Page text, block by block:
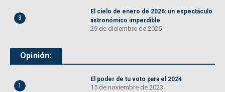
3
El cielo de enero de 2026: un espectáculo
astronómico imperdible
29 de diciembre de 2025
Opinión:
1
El poder de tu voto para el 2024
15 de noviembre de 2023